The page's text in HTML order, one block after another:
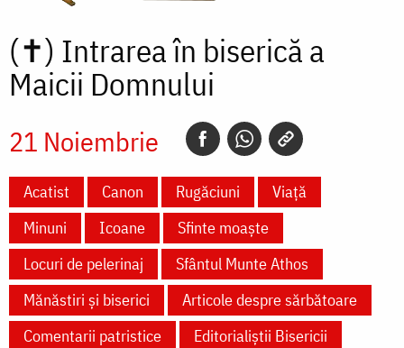
(✝) Intrarea în biserică a
Maicii Domnului
21 Noiembrie
Acatist Canon Rugăciuni
Viață
Minuni
Icoane
Sfinte moaște
Locuri de pelerinaj
Sfântul Munte Athos
Mănăstiri și biserici
Articole despre sărbătoare
Comentarii patristice
Editorialiștii Bisericii